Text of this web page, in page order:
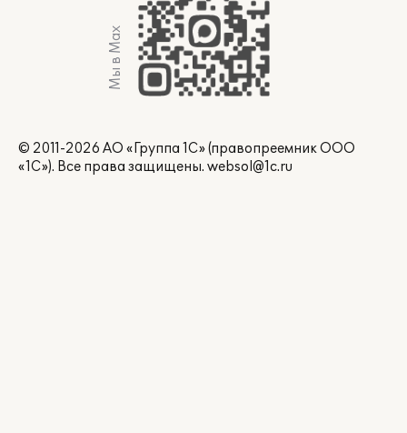
Мы в Max
© 2011-2026 АО «Группа 1С» (правопреемник ООО
«1С»). Все права защищены. websol@1c.ru